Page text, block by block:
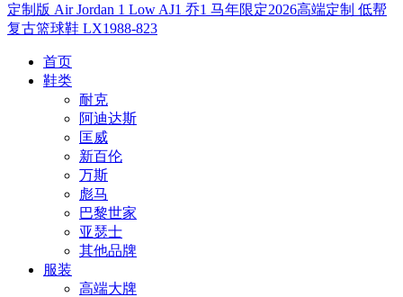
定制版 Air Jordan 1 Low AJ1 乔1 马年限定2026高端定制 低帮
复古篮球鞋 LX1988-823
首页
鞋类
耐克
阿迪达斯
匡威
新百伦
万斯
彪马
巴黎世家
亚瑟士
其他品牌
服装
高端大牌